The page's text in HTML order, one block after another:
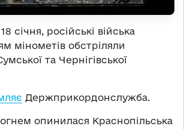
січня, російські війська
мінометів обстріляли
та Чернігівської
Держприкордонслужба.
опинилася Краснопільська